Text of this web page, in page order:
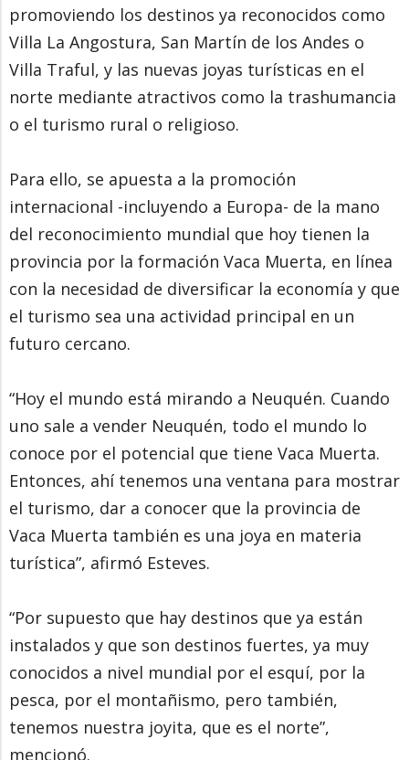
promoviendo los destinos ya reconocidos como
Villa La Angostura, San Martín de los Andes o
Villa Traful, y las nuevas joyas turísticas en el
norte mediante atractivos como la trashumancia
o el turismo rural o religioso.
Para ello, se apuesta a la promoción
internacional -incluyendo a Europa- de la mano
del reconocimiento mundial que hoy tienen la
provincia por la formación Vaca Muerta, en línea
con la necesidad de diversificar la economía y que
el turismo sea una actividad principal en un
futuro cercano.
“Hoy el mundo está mirando a Neuquén. Cuando
uno sale a vender Neuquén, todo el mundo lo
conoce por el potencial que tiene Vaca Muerta.
Entonces, ahí tenemos una ventana para mostrar
el turismo, dar a conocer que la provincia de
Vaca Muerta también es una joya en materia
turística”, afirmó Esteves.
“Por supuesto que hay destinos que ya están
instalados y que son destinos fuertes, ya muy
conocidos a nivel mundial por el esquí, por la
pesca, por el montañismo, pero también,
tenemos nuestra joyita, que es el norte”,
mencionó.